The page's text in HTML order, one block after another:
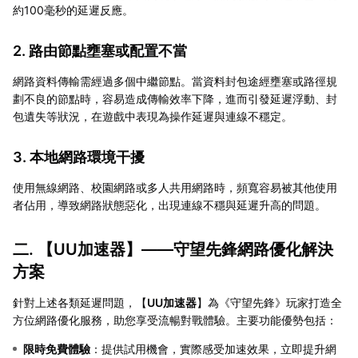
約100毫秒的延遲反應。
2. 路由節點壅塞或配置不當
網路資料傳輸需經過多個中繼節點。當資料封包途經壅塞或路徑規
劃不良的節點時，容易造成傳輸效率下降，進而引發延遲浮動、封
包遺失等狀況，在遊戲中表現為操作延遲與連線不穩定。
3. 本地網路環境干擾
使用無線網路、校園網路或多人共用網路時，頻寬容易被其他使用
者佔用，導致網路狀態惡化，出現連線不穩與延遲升高的問題。
二. 【UU加速器】——守望先鋒網路優化解決
方案
針對上述各類延遲問題，【UU加速器】為《守望先鋒》玩家打造全
方位網路優化服務，助您享受流暢對戰體驗。主要功能優勢包括：
限時免費體驗 ：提供試用機會，實際感受加速效果，立即提升網